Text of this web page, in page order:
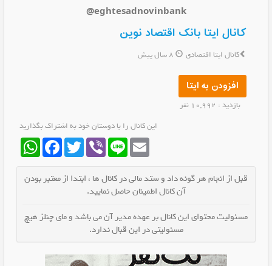
@eghtesadnovinbank
کانال ایتا بانک اقتصاد نوین
کانال ایتا اقتصادی
افزودن به ایتا
بازدید : 10,992 نفر
این کانال را با دوستان خود به اشتراک بگذارید
WhatsAppFacebookTwitter Viber Line Email
قبل از انجام هر گونه داد و ستد مالی در کانال ها ، ابتدا از معتبر بودن
آن کانال اطمینان حاصل نمایید.
مسئولیت محتوای این کانال بر عهده مدیر آن می باشد و مای چنلز هیچ
مسئولیتی در این قبال ندارد.